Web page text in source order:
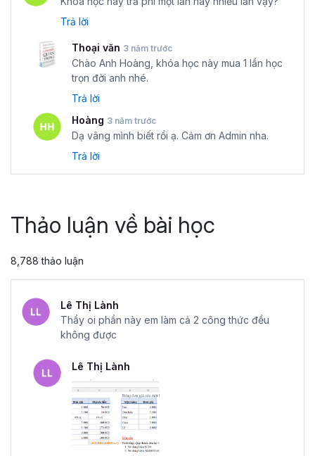
Trả lời
Thoại văn 3 năm trước
Chào Anh Hoàng, khóa học này mua 1 lần học
trọn đời anh nhé.
Trả lời
Hoàng 3 năm trước
Dạ vâng mình biết rồi ạ. Cảm ơn Admin nha.
Trả lời
Thảo luận về bài học
8,788 thảo luận
Lê Thị Lành
Thầy oi phần này em làm cả 2 công thức đều
không được
Lê Thị Lành